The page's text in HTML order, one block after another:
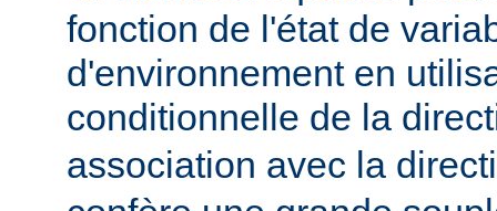
fonction de l'état de
d'environnement en
conditionnelle de la
association avec la